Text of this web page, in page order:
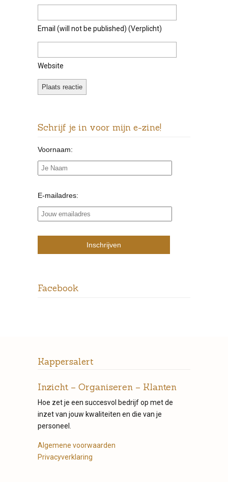
Email (will not be published) (verplicht)
Website
Schrijf je in voor mijn e-zine!
Voornaam:
E-mailadres:
Facebook
Kappersalert
Inzicht – Organiseren – Klanten
Hoe zet je een succesvol bedrijf op met de
inzet van jouw kwaliteiten en die van je
personeel.
Algemene voorwaarden
Privacyverklaring